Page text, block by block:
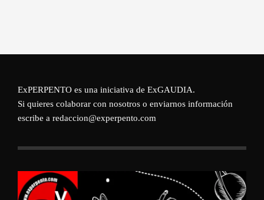
ExPERPENTO es una iniciativa de ExGAUDIA.
Si quieres colaborar con nosotros o enviarnos información
escribe a redaccion@experpento.com